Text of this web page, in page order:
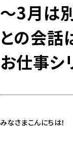
〜3月は
との会話
お仕事シ
みなさまこんにちは！